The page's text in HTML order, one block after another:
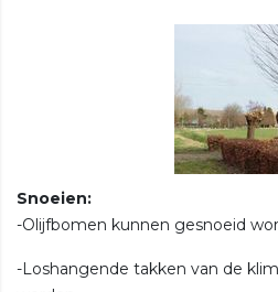
Snoeien:
-Olijfbomen kunnen gesnoeid
-Loshangende takken van de